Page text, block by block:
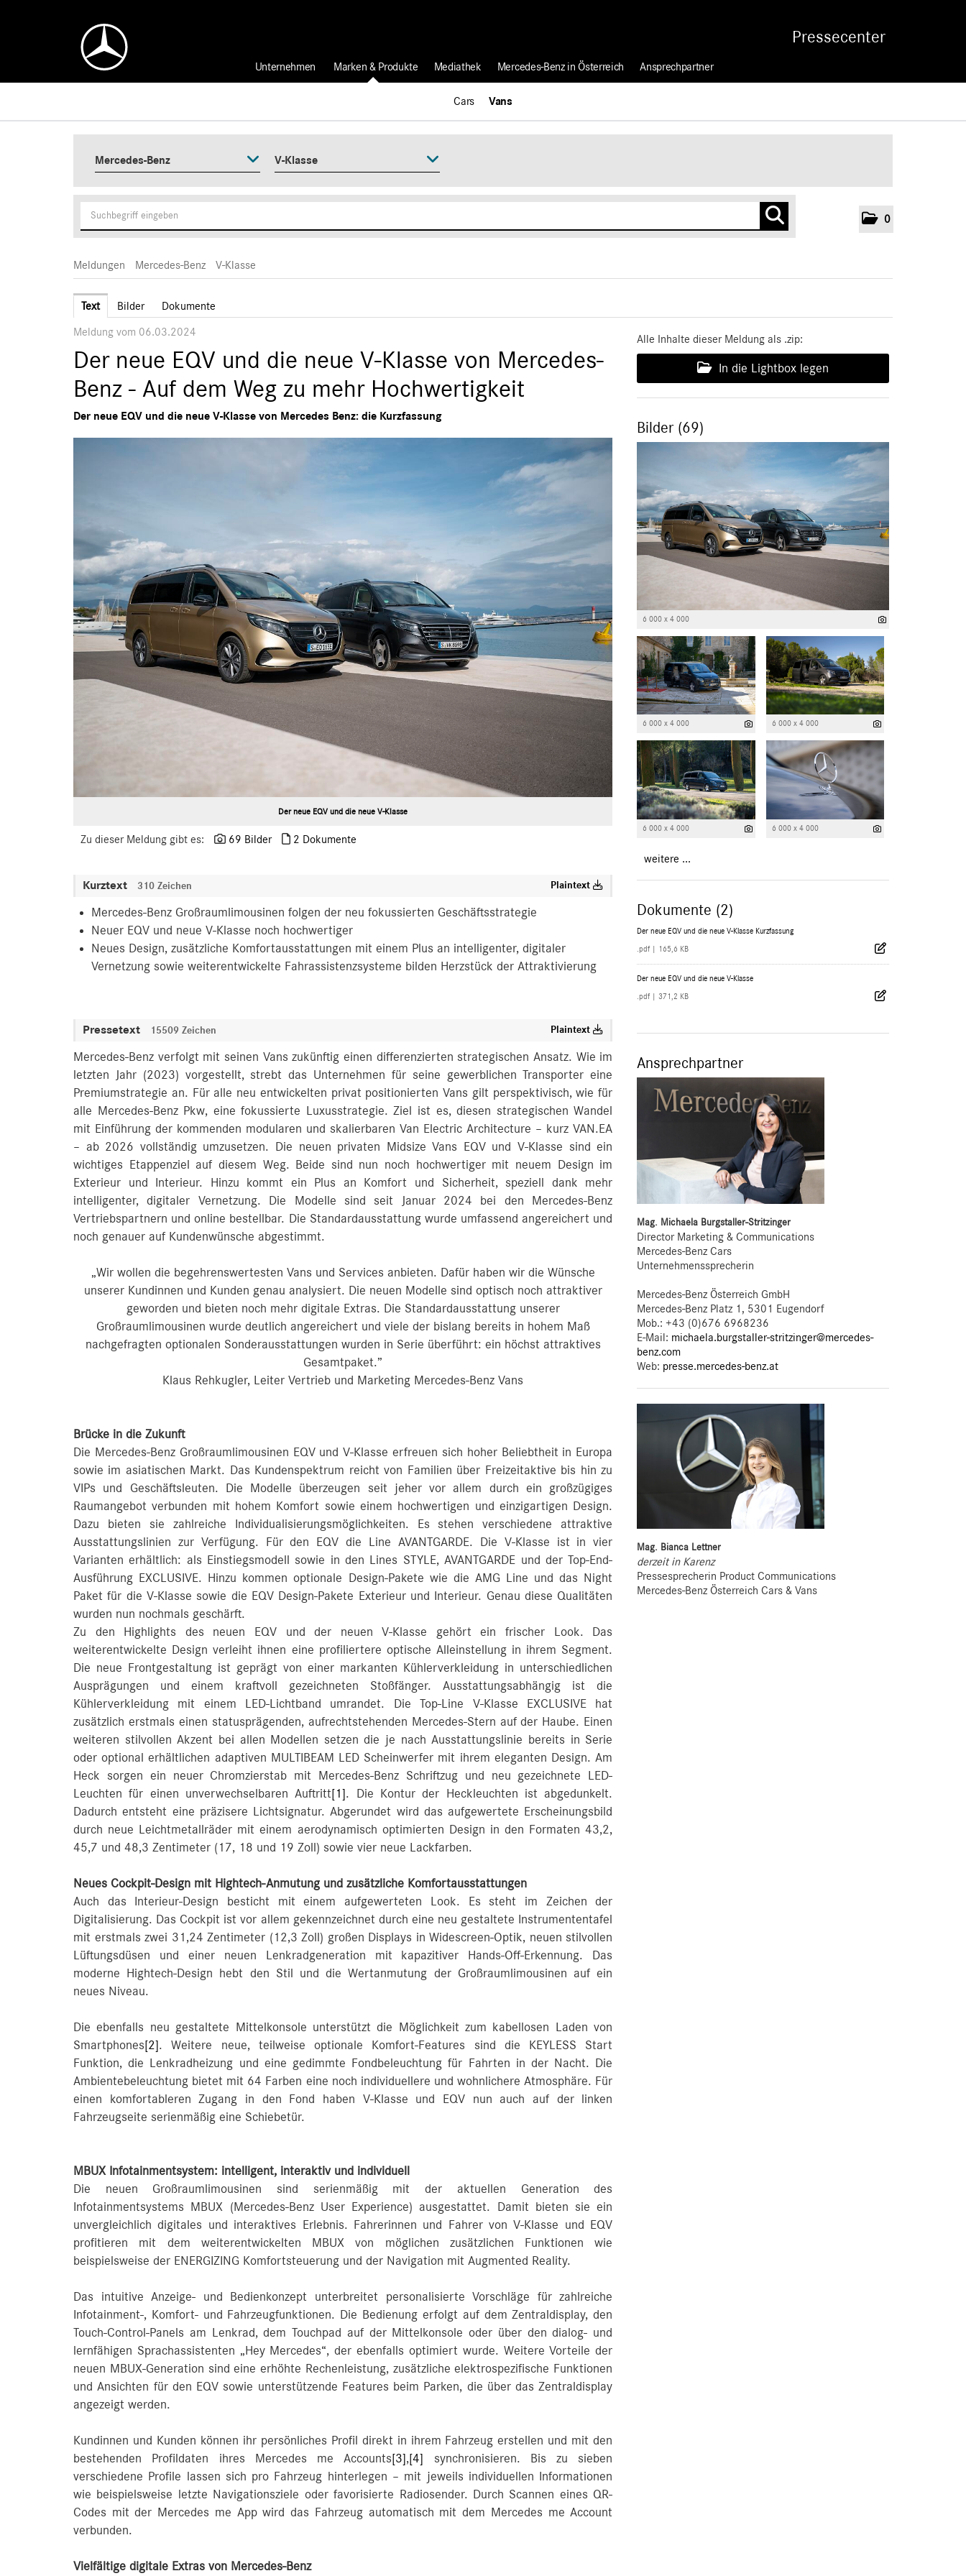
Pressecenter
0
Unternehmen Marken & Produkte
Cars Vans
Mercedes-Benz V-Klasse
Mediathek Mercedes-Benz in Österreich Ansprechpartner
Meldungen Mercedes-Benz V-Klasse
Text Bilder Dokumente
Meldung vom 06.03.2024
Der neue EQV und die neue V-Klasse von Mercedes-
Benz - Auf dem Weg zu mehr Hochwertigkeit
Der neue EQV und die neue V-Klasse von Mercedes Benz: die Kurzfassung
Der neue EQV und die neue V-Klasse
Zu dieser Meldung gibt es: 69 Bilder 2 Dokumente
Kurztext 310 Zeichen Plaintext
Mercedes-Benz Großraumlimousinen folgen der neu fokussierten Geschäftsstrategie
Neuer EQV und neue V-Klasse noch hochwertiger
Neues Design, zusätzliche Komfortausstattungen mit einem Plus an intelligenter, digitaler
Vernetzung sowie weiterentwickelte Fahrassistenzsysteme bilden Herzstück der Attraktivierung
Pressetext 15509 Zeichen Plaintext
Mercedes-Benz verfolgt mit seinen Vans zukünftig einen differenzierten strategischen Ansatz. Wie im
letzten Jahr (2023) vorgestellt, strebt das Unternehmen für seine gewerblichen Transporter eine
Premiumstrategie an. Für alle neu entwickelten privat positionierten Vans gilt perspektivisch, wie für
alle Mercedes‑Benz Pkw, eine fokussierte Luxusstrategie. Ziel ist es, diesen strategischen Wandel
mit Einführung der kommenden modularen und skalierbaren Van Electric Architecture – kurz VAN.EA
– ab 2026 vollständig umzusetzen. Die neuen privaten Midsize Vans EQV und V‑Klasse sind ein
wichtiges Etappenziel auf diesem Weg. Beide sind nun noch hochwertiger mit neuem Design im
Exterieur und Interieur. Hinzu kommt ein Plus an Komfort und Sicherheit, speziell dank mehr
intelligenter, digitaler Vernetzung. Die Modelle sind seit Januar 2024 bei den Mercedes‑Benz
Vertriebspartnern und online bestellbar. Die Standardausstattung wurde umfassend angereichert und
noch genauer auf Kundenwünsche abgestimmt.
„Wir wollen die begehrenswertesten Vans und Services anbieten. Dafür haben wir die Wünsche
unserer Kundinnen und Kunden genau analysiert. Die neuen Modelle sind optisch noch attraktiver
geworden und bieten noch mehr digitale Extras. Die Standardausstattung unserer
Großraumlimousinen wurde deutlich angereichert und viele der bislang bereits in hohem Maß
nachgefragten optionalen Sonderausstattungen wurden in Serie überführt: ein höchst attraktives
Gesamtpaket.”
Klaus Rehkugler, Leiter Vertrieb und Marketing Mercedes-Benz Vans
Brücke in die Zukunft
Die Mercedes-Benz Großraumlimousinen EQV und V‑Klasse erfreuen sich hoher Beliebtheit in Europa
sowie im asiatischen Markt. Das Kundenspektrum reicht von Familien über Freizeitaktive bis hin zu
VIPs und Geschäftsleuten. Die Modelle überzeugen seit jeher vor allem durch ein großzügiges
Raumangebot verbunden mit hohem Komfort sowie einem hochwertigen und einzigartigen Design.
Dazu bieten sie zahlreiche Individualisierungsmöglichkeiten. Es stehen verschiedene attraktive
Ausstattungslinien zur Verfügung. Für den EQV die Line AVANTGARDE. Die V-Klasse ist in vier
Varianten erhältlich: als Einstiegsmodell sowie in den Lines STYLE, AVANTGARDE und der Top-End-
Ausführung EXCLUSIVE. Hinzu kommen optionale Design-Pakete wie die AMG Line und das Night
Paket für die V‑Klasse sowie die EQV Design-Pakete Exterieur und Interieur. Genau diese Qualitäten
wurden nun nochmals geschärft.
Zu den Highlights des neuen EQV und der neuen V-Klasse gehört ein frischer Look. Das
weiterentwickelte Design verleiht ihnen eine profiliertere optische Alleinstellung in ihrem Segment.
Die neue Frontgestaltung ist geprägt von einer markanten Kühlerverkleidung in unterschiedlichen
Ausprägungen und einem kraftvoll gezeichneten Stoßfänger. Ausstattungsabhängig ist die
Kühlerverkleidung mit einem LED-Lichtband umrandet. Die Top-Line V-Klasse EXCLUSIVE hat
zusätzlich erstmals einen statusprägenden, aufrechtstehenden Mercedes-Stern auf der Haube. Einen
weiteren stilvollen Akzent bei allen Modellen setzen die je nach Ausstattungslinie bereits in Serie
oder optional erhältlichen adaptiven MULTIBEAM LED Scheinwerfer mit ihrem eleganten Design. Am
Heck sorgen ein neuer Chromzierstab mit Mercedes-Benz Schriftzug und neu gezeichnete LED-
Leuchten für einen unverwechselbaren Auftritt[1]. Die Kontur der Heckleuchten ist abgedunkelt.
Dadurch entsteht eine präzisere Lichtsignatur. Abgerundet wird das aufgewertete Erscheinungsbild
durch neue Leichtmetallräder mit einem aerodynamisch optimierten Design in den Formaten 43,2,
45,7 und 48,3 Zentimeter (17, 18 und 19 Zoll) sowie vier neue Lackfarben.
Neues Cockpit-Design mit Hightech-Anmutung und zusätzliche Komfortausstattungen
Auch das Interieur-Design besticht mit einem aufgewerteten Look. Es steht im Zeichen der
Digitalisierung. Das Cockpit ist vor allem gekennzeichnet durch eine neu gestaltete Instrumententafel
mit erstmals zwei 31,24 Zentimeter (12,3 Zoll) großen Displays in Widescreen-Optik, neuen stilvollen
Lüftungsdüsen und einer neuen Lenkradgeneration mit kapazitiver Hands-Off-Erkennung. Das
moderne Hightech-Design hebt den Stil und die Wertanmutung der Großraumlimousinen auf ein
neues Niveau.
Die ebenfalls neu gestaltete Mittelkonsole unterstützt die Möglichkeit zum kabellosen Laden von
Smartphones[2]. Weitere neue, teilweise optionale Komfort-Features sind die KEYLESS Start
Funktion, die Lenkradheizung und eine gedimmte Fondbeleuchtung für Fahrten in der Nacht. Die
Ambientebeleuchtung bietet mit 64 Farben eine noch individuellere und wohnlichere Atmosphäre. Für
einen komfortableren Zugang in den Fond haben V‑Klasse und EQV nun auch auf der linken
Fahrzeugseite serienmäßig eine Schiebetür.
MBUX Infotainmentsystem: intelligent, interaktiv und individuell
Die neuen Großraumlimousinen sind serienmäßig mit der aktuellen Generation des
Infotainmentsystems MBUX (Mercedes‑Benz User Experience) ausgestattet. Damit bieten sie ein
unvergleichlich digitales und interaktives Erlebnis. Fahrerinnen und Fahrer von V-Klasse und EQV
profitieren mit dem weiterentwickelten MBUX von möglichen zusätzlichen Funktionen wie
beispielsweise der ENERGIZING Komfortsteuerung und der Navigation mit Augmented Reality.
Das intuitive Anzeige- und Bedienkonzept unterbreitet personalisierte Vorschläge für zahlreiche
Infotainment‑, Komfort- und Fahrzeugfunktionen. Die Bedienung erfolgt auf dem Zentraldisplay, den
Touch-Control-Panels am Lenkrad, dem Touchpad auf der Mittelkonsole oder über den dialog- und
lernfähigen Sprachassistenten „Hey Mercedes“, der ebenfalls optimiert wurde. Weitere Vorteile der
neuen MBUX-Generation sind eine erhöhte Rechenleistung, zusätzliche elektrospezifische Funktionen
und Ansichten für den EQV sowie unterstützende Features beim Parken, die über das Zentraldisplay
angezeigt werden.
Kundinnen und Kunden können ihr persönliches Profil direkt in ihrem Fahrzeug erstellen und mit den
bestehenden Profildaten ihres Mercedes me Accounts[3],[4]
synchronisieren. Bis zu sieben
verschiedene Profile lassen sich pro Fahrzeug hinterlegen – mit jeweils individuellen Informationen
wie beispielsweise letzte Navigationsziele oder favorisierte Radiosender. Durch Scannen eines QR-
Codes mit der Mercedes me App wird das Fahrzeug automatisch mit dem Mercedes me Account
verbunden.
Vielfältige digitale Extras von Mercedes-Benz
Alle Inhalte dieser Meldung als .zip:
In die Lightbox legen
Bilder (69)
6 000 x 4 000
6 000 x 4 000 6 000 x 4 000
6 000 x 4 000 6 000 x 4 000
weitere ...
Dokumente (2)
Der neue EQV und die neue V-Klasse Kurzfassung
.pdf 165,6 KB
Der neue EQV und die neue V-Klasse
.pdf |371,2 KB
Ansprechpartner
Mag. Michaela Burgstaller-Stritzinger
Director Marketing & Communications
Mercedes-Benz Cars
Unternehmenssprecherin
Mercedes-Benz Österreich GmbH
Mercedes-Benz Platz 1, 5301 Eugendorf
Mob.:+43 (0)676 6968236
E-Mail: michaela.burgstaller-stritzinger@mercedes-
benz.com
Web: presse.mercedes-benz.at
Mag. Bianca Lettner
derzeit in Karenz
Pressesprecherin Product Communications
Mercedes-Benz Österreich Cars & Vans